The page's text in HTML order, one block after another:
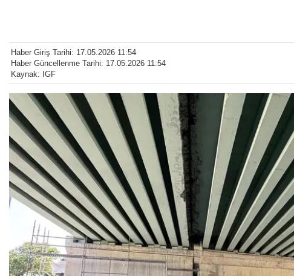
Haber Giriş Tarihi: 17.05.2026 11:54
Haber Güncellenme Tarihi: 17.05.2026 11:54
Kaynak: IGF